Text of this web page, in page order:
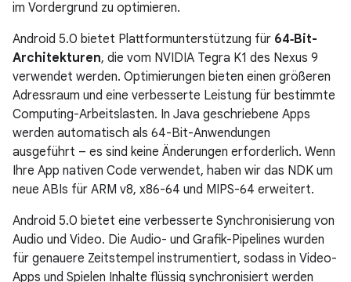
im Vordergrund zu optimieren.
Android 5.0 bietet Plattformunterstützung für 64‑Bit-
Architekturen, die vom NVIDIA Tegra K1 des Nexus 9
verwendet werden. Optimierungen bieten einen größeren
Adressraum und eine verbesserte Leistung für bestimmte
Computing-Arbeitslasten. In Java geschriebene Apps
werden automatisch als 64-Bit-Anwendungen
ausgeführt – es sind keine Änderungen erforderlich. Wenn
Ihre App nativen Code verwendet, haben wir das NDK um
neue ABIs für ARM v8, x86-64 und MIPS-64 erweitert.
Android 5.0 bietet eine verbesserte Synchronisierung von
Audio und Video. Die Audio- und Grafik-Pipelines wurden
für genauere Zeitstempel instrumentiert, sodass in Video-
Apps und Spielen Inhalte flüssig synchronisiert werden